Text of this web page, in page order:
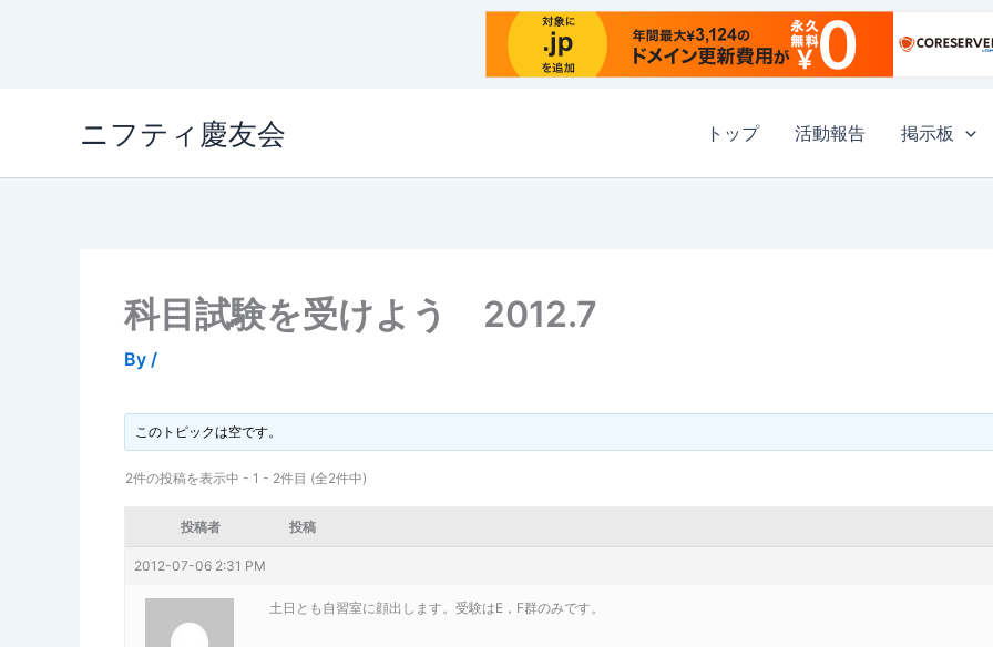
ニフティ慶友会 トップ 活動報告 掲示板
科目試験を受けよう 2012.7
By /
このトピックは空です。
2件の投稿を表示中 - 1 - 2件目 (全2件中)
投稿者 投稿
2012-07-06 2:31 PM
土日とも自習室に顔出します。受験はE，F群のみです。